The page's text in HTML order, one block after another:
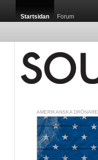
Startsidan Forum
AMERIKANSKA DRÖNARE